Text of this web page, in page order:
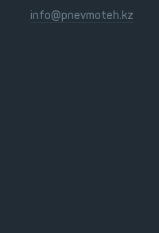
info@pnevmoteh.kz